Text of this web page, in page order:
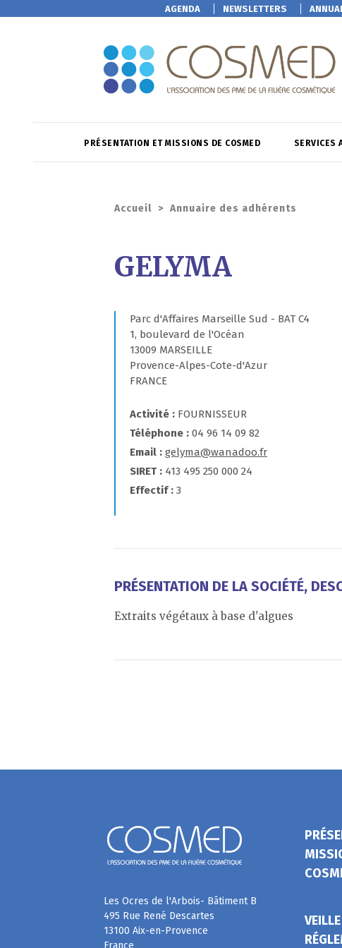
AGENDA NEWSLETTERS
PRÉSENTATION ET MISSIONS DE COSMED SERVICES
Accueil > Annuaire des adhérents
GELYMA
Parc d'Affaires Marseille Sud - BAT C4
1, boulevard de l'Océan
13009 MARSEILLE
Provence-Alpes-Cote-d'Azur
FRANCE
Activité
FOURNISSEUR
Téléphone
04 96 14 09 82
Email
gelyma@wanadoo.fr
SIRET
413 495 250 000 24
Effectif
3
PRÉSENTATION DE LA SOCIÉTÉ,
Extraits végétaux à base d'algues
Les Ocres de l'Arbois- Bâtiment B
495 Rue René Descartes
13100 Aix-en-Provence
France
VEILLE